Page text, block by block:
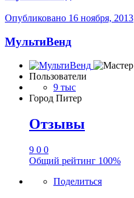
Опубликовано 16 ноября, 2013
МультиВенд
Пользователи
9 тыс
Город Питер
Отзывы
9 0 0
Общий рейтинг 100%
Поделиться